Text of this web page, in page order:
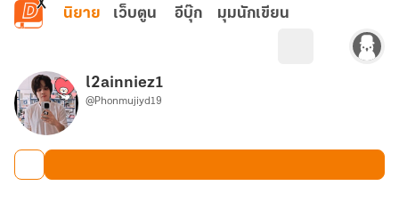
ข้ามไปยังเนื้อหาหลัก
นิยาย เว็บตูน อีบุ๊ก มุมนักเขียน
l2ainniez1
@Phonmujiyd19